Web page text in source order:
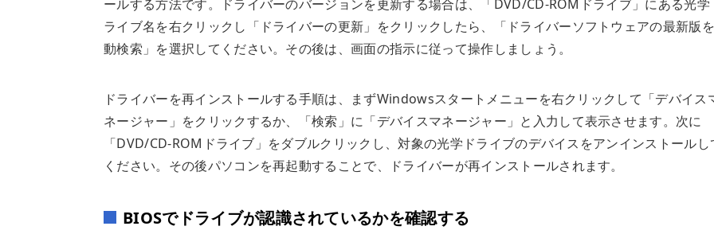
ールする方法です。ドライバーのバージョンを更新する場合は、「DVD/CD-ROMドライブ」にある光学
ライブ名を右クリックし「ドライバーの更新」をクリックしたら、「ドライバーソフトウェアの最新版
動検索」を選択してください。その後は、画面の指示に従って操作しましょう。
ドライバーを再インストールする手順は、まずWindowsスタートメニューを右クリックして「デバイス
ネージャー」をクリックするか、「検索」に「デバイスマネージャー」と入力して表示させます。次に
「DVD/CD-ROMドライブ」をダブルクリックし、対象の光学ドライブのデバイスをアンインストールし
ください。その後パソコンを再起動することで、ドライバーが再インストールされます。
BIOSでドライブが認識されているかを確認する